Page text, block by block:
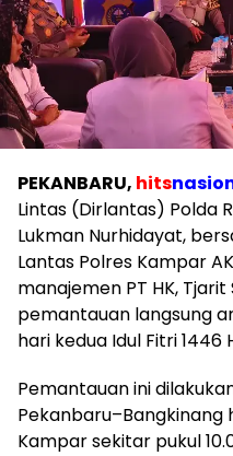
PEKANBARU, hits
Lintas (Dirlantas) Polda
Lukman Nurhidayat,
Lantas Polres Kampar
manajemen PT HK,
pemantauan langsung
hari kedua Idul Fitri 1446
Pemantauan ini
Pekanbaru–Bangkinang
Kampar sekitar pukul